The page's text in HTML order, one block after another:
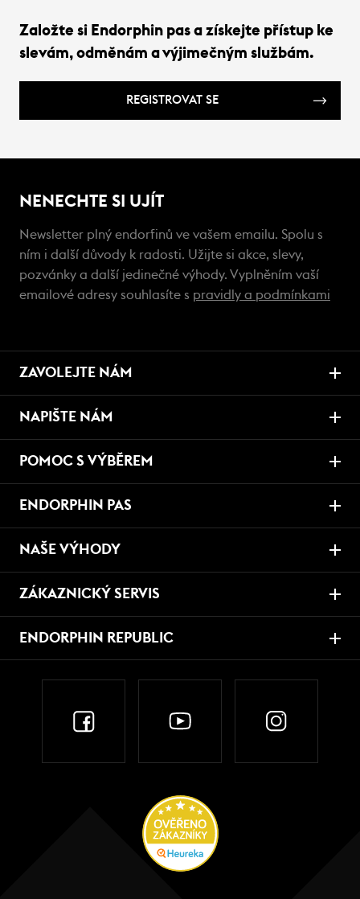
Založte si Endorphin pas a získejte přístup ke
slevám, odměnám a výjimečným službám.
REGISTROVAT SE
NENECHTE SI UJÍT
Newsletter plný endorfinů ve vašem emailu. Spolu s
ním i další důvody k radosti. Užijte si akce, slevy,
pozvánky a další jedinečné výhody. Vyplněním vaší
emailové adresy souhlasíte s pravidly a podmínkami
ZAVOLEJTE NÁM
NAPIŠTE NÁM
POMOC S VÝBĚREM
ENDORPHIN PAS
NAŠE VÝHODY
ZÁKAZNICKÝ SERVIS
ENDORPHIN REPUBLIC